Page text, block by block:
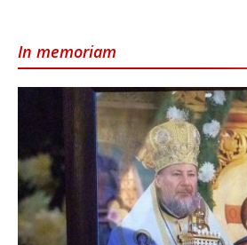
In memoriam